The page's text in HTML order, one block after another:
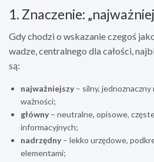
1. Znaczenie:
Gdy chodzi o wskazanie czegoś
wadze, centralnego dla całości,
są:
najważniejszy– silny, jednoznaczny
ważności;
główny– neutralne, opisowe,
informacyjnych;
nadrzędny– lekko urzędowe,
elementami;